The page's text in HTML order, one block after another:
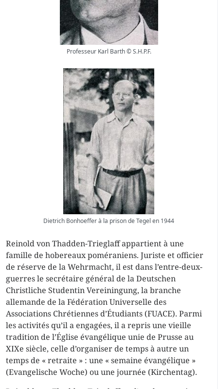
Professeur Karl Barth © S.H.P.F.
Dietrich Bonhoeffer à la prison de Tegel en 1944
Reinold von Thadden-Trieglaff appartient à une
famille de hobereaux poméraniens. Juriste et officier
de réserve de la Wehrmacht, il est dans l’entre-deux-
guerres le secrétaire général de la Deutschen
Christliche Studentin Vereiningung, la branche
allemande de la Fédération Universelle des
Associations Chrétiennes d’Étudiants (FUACE). Parmi
les activités qu’il a engagées, il a repris une vieille
tradition de l’Église évangélique unie de Prusse au
XIXe siècle, celle d’organiser de temps à autre un
temps de « retraite » : une « semaine évangélique »
(Evangelische Woche) ou une journée (Kirchentag).